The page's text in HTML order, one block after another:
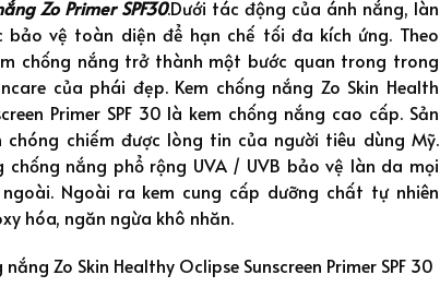
Zo Primer SPF30.Dưới tác động của ánh nắng, làn
bảo vệ toàn diện để hạn chế tối đa kích ứng. Theo
chống nắng trở thành một bước quan trong trong
của phái đẹp. Kem chống nắng Zo Skin Health
Primer SPF 30 là kem chống nắng cao cấp. Sản
chóng chiếm được lòng tin của người tiêu dùng Mỹ.
chống nắng phổ rộng UVA / UVB bảo vệ làn da mọi
Ngoài ra kem cung cấp dưỡng chất tự nhiên
hóa, ngăn ngừa khô nhăn.